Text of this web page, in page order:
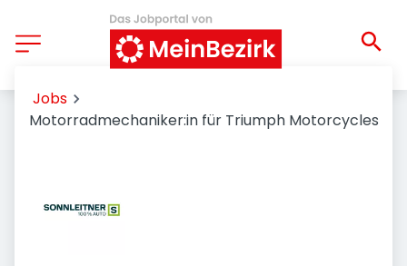
Jobs
Motorradmechaniker:in für Triumph Motorcycles